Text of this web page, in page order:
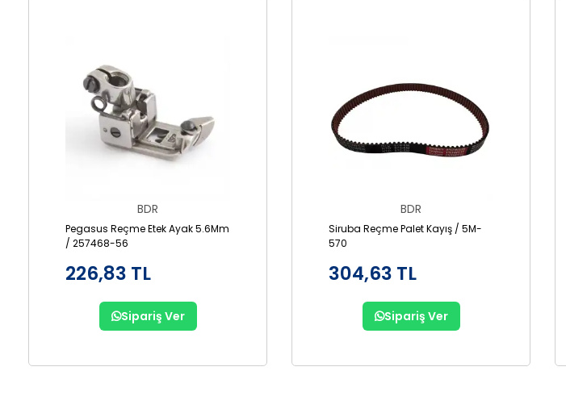
BDR
Pegasus Reçme Etek Ayak 5.6Mm
/ 257468-56
226,83 TL
Sipariş Ver
BDR
Siruba Reçme Palet Kayış / 5M-
570
304,63 TL
Sipariş Ver